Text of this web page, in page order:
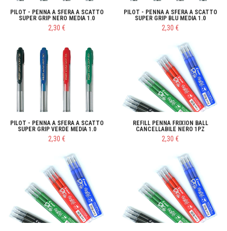
PILOT - PENNA A SFERA A SCATTO
SUPER GRIP NERO MEDIA 1.0
2,30 €
PILOT - PENNA A SFERA A SCATTO
SUPER GRIP BLU MEDIA 1.0
2,30 €
PILOT - PENNA A SFERA A SCATTO
SUPER GRIP VERDE MEDIA 1.0
2,30 €
REFILL PENNA FRIXION BALL
CANCELLABILE NERO 1PZ
2,30 €